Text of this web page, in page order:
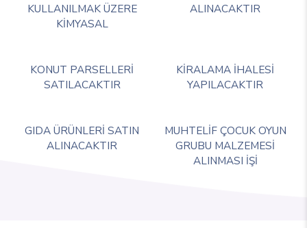
KULLANILMAK ÜZERE
KİMYASAL
ALINACAKTIR
KONUT PARSELLERİ
SATILACAKTIR
KİRALAMA İHALESİ
YAPILACAKTIR
GIDA ÜRÜNLERİ SATIN
ALINACAKTIR
MUHTELİF ÇOCUK OYUN
GRUBU MALZEMESİ
ALINMASI İŞİ